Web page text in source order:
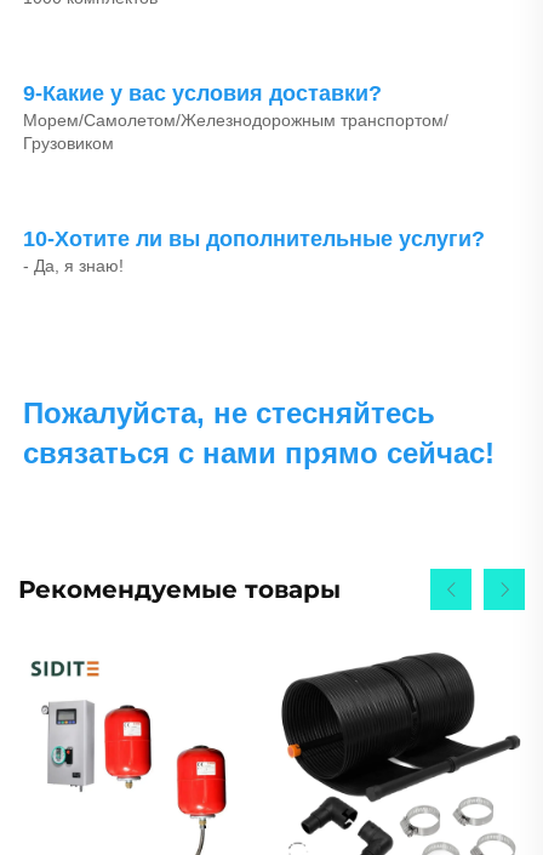
9-Какие у вас условия доставки?
Морем/Самолетом/Железнодорожным транспортом/
Грузовиком
10-Хотите ли вы дополнительные услуги?
- Да, я знаю!
Пожалуйста, не стесняйтесь
связаться с нами прямо сейчас!
Рекомендуемые товары